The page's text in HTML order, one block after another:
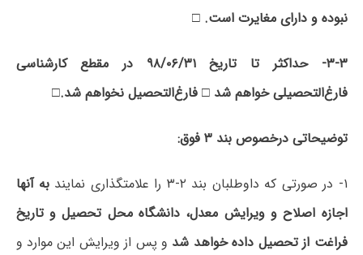
نبوده و دارای مغایرت است. □
۳-۳-
حداکثر تا تاریخ ۹۸/۰۶/۳۱ در مقطع کارشناسی
فارغ‌التحصیلی خواهم شد □ فارغ‌التحصیل نخواهم شد.□
توضیحاتی درخصوص بند ۳ فوق :
۱- در صورتی که داوطلبان بند ۲-۳ را علامتگذاری نمایند
به آنها
اجازه اصلاح و ویرایش معدل، دانشگاه محل تحصیل و تاریخ
فراغت از تحصیل داده خواهد شد و پس از ویرایش این موارد و